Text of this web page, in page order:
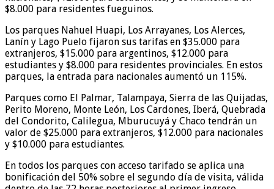
$8.000 para residentes fueguinos.
Los parques Nahuel Huapi, Los Arrayanes, Los Alerces,
Lanín y Lago Puelo fijaron sus tarifas en $35.000 para
extranjeros, $15.000 para argentinos, $12.000 para
estudiantes y $8.000 para residentes provinciales. En estos
parques, la entrada para nacionales aumentó un 115%.
Parques como El Palmar, Talampaya, Sierra de las Quijadas,
Perito Moreno, Monte León, Los Cardones, Iberá, Quebrada
del Condorito, Calilegua, Mburucuyá y Chaco tendrán un
valor de $25.000 para extranjeros, $12.000 para nacionales
y $10.000 para estudiantes.
En todos los parques con acceso tarifado se aplica una
bonificación del 50% sobre el segundo día de visita, válida